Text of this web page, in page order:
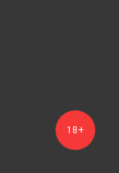
18+